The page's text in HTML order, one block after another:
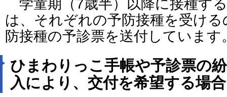
学童期（7歳半）以降に接種す
は、それぞれの予防接種を受け
防接種の予診票を送付しています
ひまわりっこ手帳や予診票の
入により、交付を希望する場合